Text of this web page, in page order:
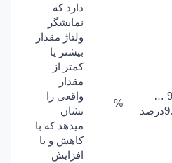
-9.5 …
%
دارد که
نمایشگر
ولتاژ مقدار
بیشتر یا
کمتر از
مقدار
واقعی را
نشان
میدهد که با
کاهش و یا
افزایش